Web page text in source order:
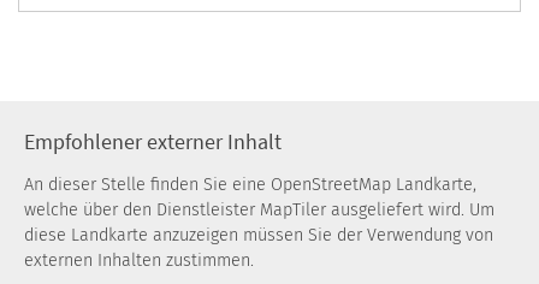
Empfohlener externer Inhalt
An dieser Stelle finden Sie eine OpenStreetMap Landkarte,
welche über den Dienstleister MapTiler ausgeliefert wird. Um
diese Landkarte anzuzeigen müssen Sie der Verwendung von
externen Inhalten zustimmen.